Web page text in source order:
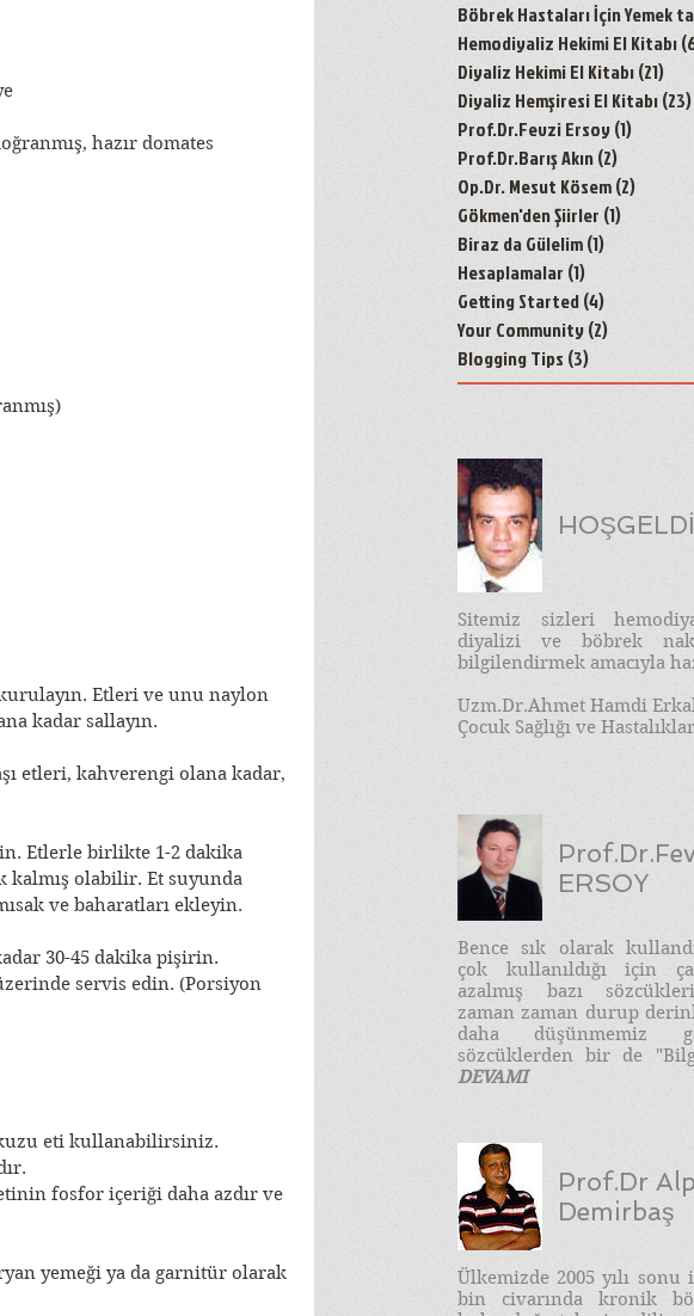
hazır domates
Etleri ve unu naylon
kadar sallayın.
etleri, kahverengi olana kadar,
Etlerle birlikte 1-2 dakika
olabilir. Et suyunda
ve baharatları ekleyin.
30-45 dakika pişirin.
servis edin. (Porsiyon
eti kullanabilirsiniz.
fosfor içeriği daha azdır ve
yemeği ya da garnitür olarak
Böbrek Hastaları İçin Yemek
Hemodiyaliz Hekimi El Kitabı
Diyaliz Hekimi El Kitabı(21)
Diyaliz Hemşiresi El Kitabı(23)
Prof.Dr.Fevzi Ersoy(1)
Prof.Dr.Barış Akın(2)
Op.Dr. Mesut Kösem(2)
Gökmen'den Şiirler (1)
Biraz da Gülelim(1)
Hesaplamalar (1)
Getting Started(4)
Your Community(2)
Blogging Tips (3)
Sitemiz sizleri
diyalizi ve böbrek
bilgilendirmek amacıyla
Uzm.Dr.Ahmet Hamdi
Çocuk Sağlığı ve
ERSOY
​Bence sık olarak
çok kullanıldığı için
azalmış bazı
zaman zaman durup
daha düşünmemiz
sözcüklerden bir de
DEVAMI
Prof.Dr
Demirbaş
Ülkemizde 2005 yılı sonu
bin civarında kronik